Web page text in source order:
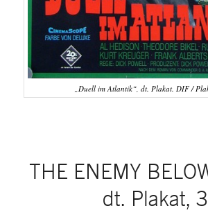
„Duell im Atlantik“, dt. Plakat. DIF /
THE ENEMY
dt. Plakat, 3